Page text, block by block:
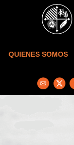
Skip to main content
QUIENES SOMOS